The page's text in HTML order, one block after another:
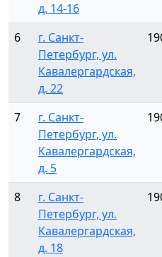
д. 14-16
6
г. Санкт-
Петербург, ул.
Кавалергардская,
д. 22
7
г. Санкт-
Петербург, ул.
Кавалергардская,
д. 5
8
г. Санкт-
Петербург, ул.
Кавалергардская,
д. 18